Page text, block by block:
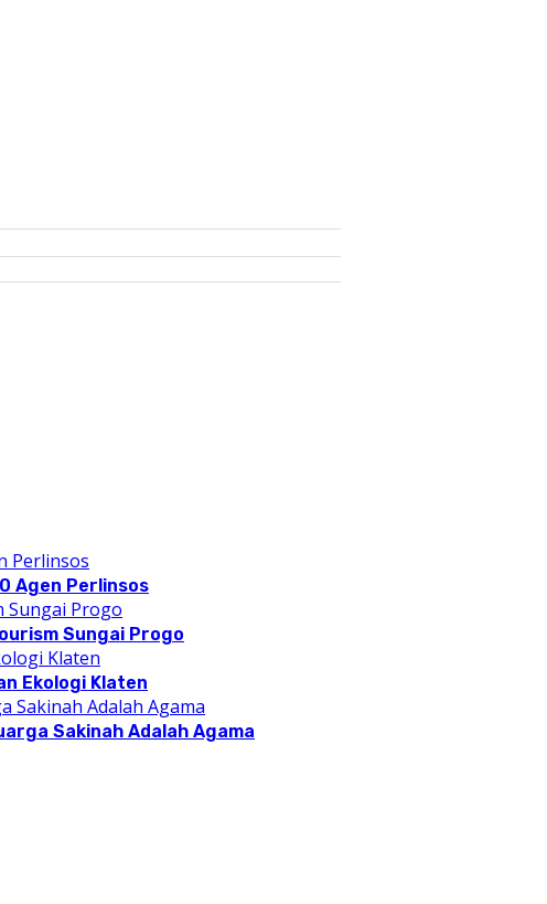
Agen Perlinsos
Sungai Progo
Ekologi Klaten
Sakinah Adalah Agama